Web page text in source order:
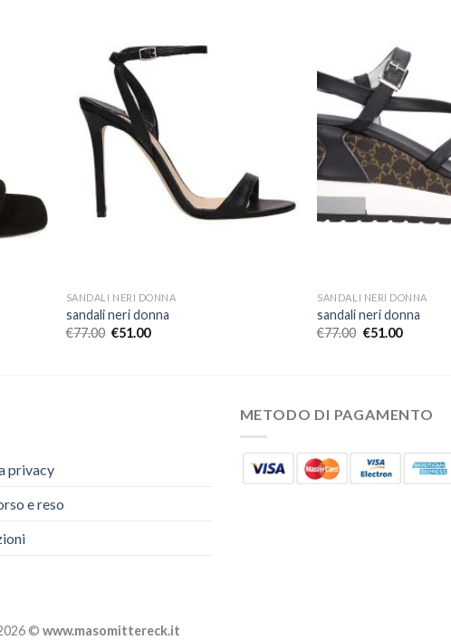
SANDALI NERI DONNA
sandali neri donna
€77.00 €51.00
SANDALI NERI DONNA
sandali neri donna
€77.00 €51.00
privacy
e reso
METODO DI PAGAMENTO
© www.masomittereck.it